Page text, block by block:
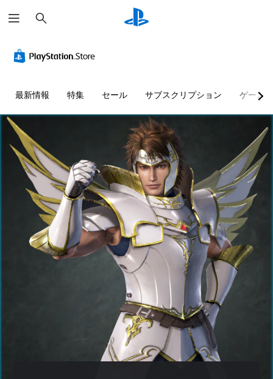
索
最新情報 特集 セール サブスクリプション ゲーム